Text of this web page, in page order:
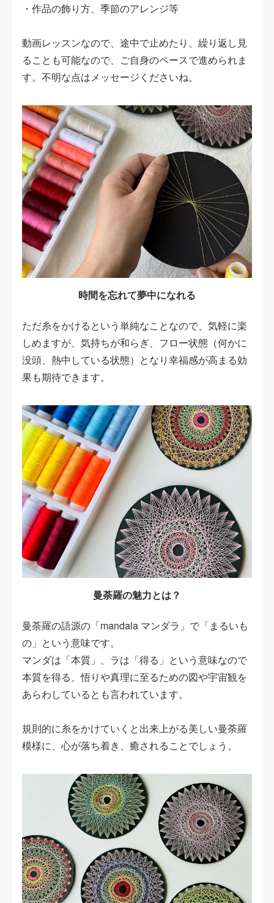
・作品の飾り方、季節のアレンジ等
動画レッスンなので、途中で止めたり、繰り返し見
ることも可能なので、ご自身のペースで進められま
す。不明な点はメッセージくださいね。
時間を忘れて夢中になれる
ただ糸をかけるという単純なことなので、気軽に楽
しめますが、気持ちが和らぎ、フロー状態（何かに
没頭、熱中している状態）となり幸福感が高まる効
果も期待できます。
曼荼羅の魅力とは？
曼荼羅の語源の「mandala マンダラ」で「まるいも
の」という意味です。
マンダは「本質」、ラは「得る」という意味なので
本質を得る、悟りや真理に至るための図や宇宙観を
あらわしているとも言われています。
規則的に糸をかけていくと出来上がる美しい曼荼羅
模様に、心が落ち着き、癒されることでしょう。